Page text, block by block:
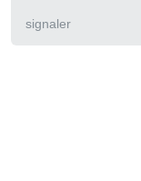
signaler